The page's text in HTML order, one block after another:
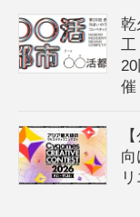
乾
工